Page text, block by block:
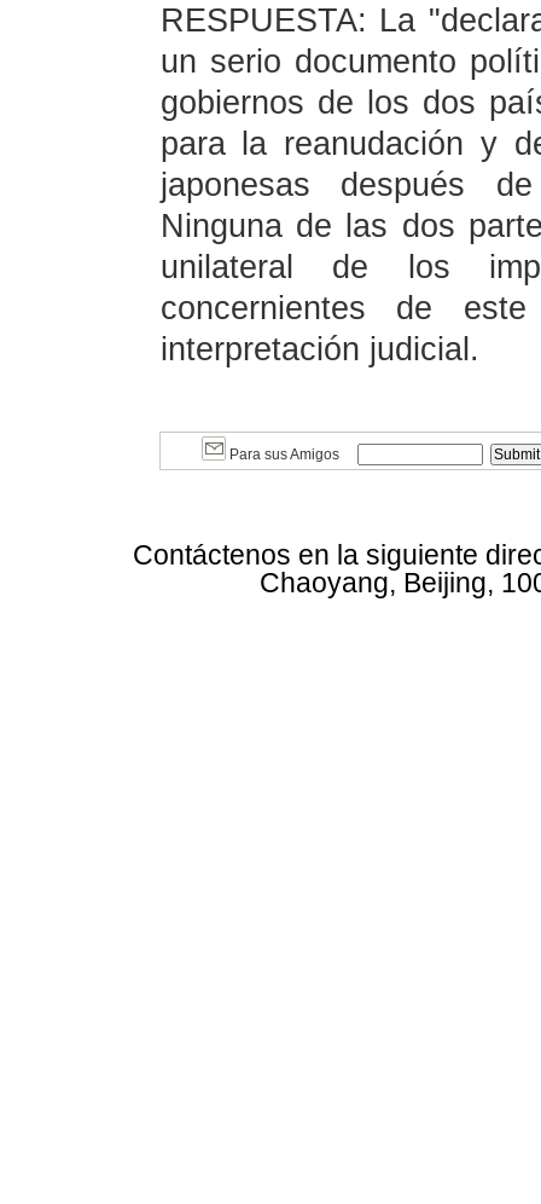
RESPUESTA: La
un serio documento
gobiernos de los dos
para la reanudación y
japonesas después
Ninguna de las dos
unilateral de los
concernientes de
interpretación judicial.
Para sus Amigos
Contáctenos en la siguiente
Chaoyang, Beijing,